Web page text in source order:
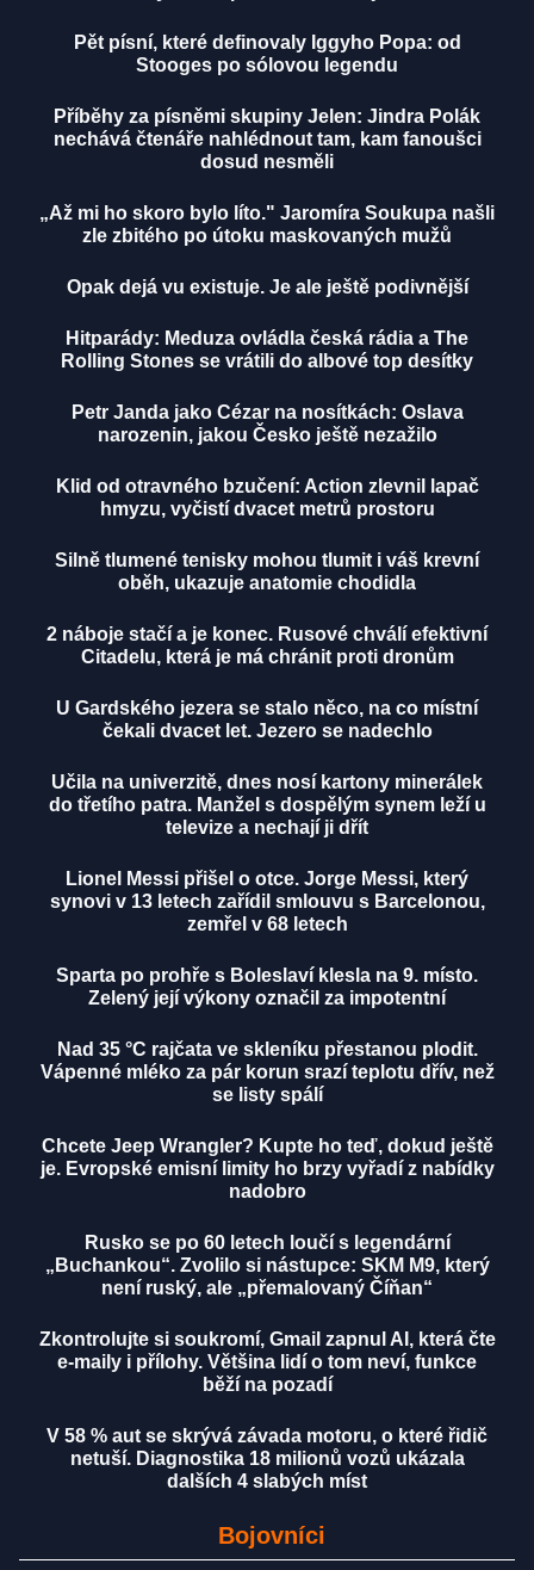
Pět písní, které definovaly Iggyho Popa: od
Stooges po sólovou legendu
Příběhy za písněmi skupiny Jelen: Jindra Polák
nechává čtenáře nahlédnout tam, kam fanoušci
dosud nesměli
„Až mi ho skoro bylo líto." Jaromíra Soukupa našli
zle zbitého po útoku maskovaných mužů
Opak dejá vu existuje. Je ale ještě podivnější
Hitparády: Meduza ovládla česká rádia a The
Rolling Stones se vrátili do albové top desítky
Petr Janda jako Cézar na nosítkách: Oslava
narozenin, jakou Česko ještě nezažilo
Klid od otravného bzučení: Action zlevnil lapač
hmyzu, vyčistí dvacet metrů prostoru
Silně tlumené tenisky mohou tlumit i váš krevní
oběh, ukazuje anatomie chodidla
2 náboje stačí a je konec. Rusové chválí efektivní
Citadelu, která je má chránit proti dronům
U Gardského jezera se stalo něco, na co místní
čekali dvacet let. Jezero se nadechlo
Učila na univerzitě, dnes nosí kartony minerálek
do třetího patra. Manžel s dospělým synem leží u
televize a nechají ji dřít
Lionel Messi přišel o otce. Jorge Messi, který
synovi v 13 letech zařídil smlouvu s Barcelonou,
zemřel v 68 letech
Sparta po prohře s Boleslaví klesla na 9. místo.
Zelený její výkony označil za impotentní
Nad 35 °C rajčata ve skleníku přestanou plodit.
Vápenné mléko za pár korun srazí teplotu dřív, než
se listy spálí
Chcete Jeep Wrangler? Kupte ho teď, dokud ještě
je. Evropské emisní limity ho brzy vyřadí z nabídky
nadobro
Rusko se po 60 letech loučí s legendární
„Buchankou“. Zvolilo si nástupce: SKM M9, který
není ruský, ale „přemalovaný Číňan“
Zkontrolujte si soukromí, Gmail zapnul AI, která čte
e-maily i přílohy. Většina lidí o tom neví, funkce
běží na pozadí
V 58 % aut se skrývá závada motoru, o které řidič
netuší. Diagnostika 18 milionů vozů ukázala
dalších 4 slabých míst
Bojovníci